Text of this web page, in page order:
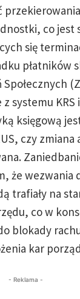
co jest
się
płatników
systemu KRS i
księgową
czy zmiana
że wezwania
trafiały na
co w
blokady
kar
- Reklama -